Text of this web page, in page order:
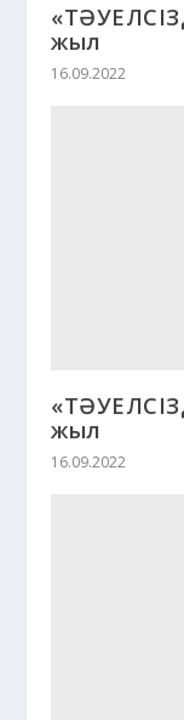
жыл
16.09.2022
жыл
16.09.2022